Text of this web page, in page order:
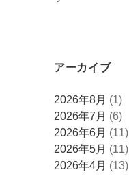
アーカイブ
ア
ー
カ
イ
ブ
2026年8月 (1)
2026年7月 (6)
2026年6月 (11)
2026年5月 (11)
2026年4月 (13)